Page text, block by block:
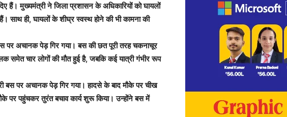
हैं। मुख्यमंत्री ने जिला प्रशासन के अधिकारियों को घायलों
साथ ही, घायलों के शीघ्र स्वस्थ होने की भी कामना की
बस पर अचानक पेड़ गिर गया। बस की छत पूरी तरह चकनाचूर
समेत चार लोगों की मौत हुई है, जबकि कई यात्री गंभीर रूप
बस पर अचानक पेड़ गिर गया। हादसे के बाद मौके पर चीख
पर पहुंचकर तुरंत बचाव कार्य शुरू किया। उन्होंने बस में